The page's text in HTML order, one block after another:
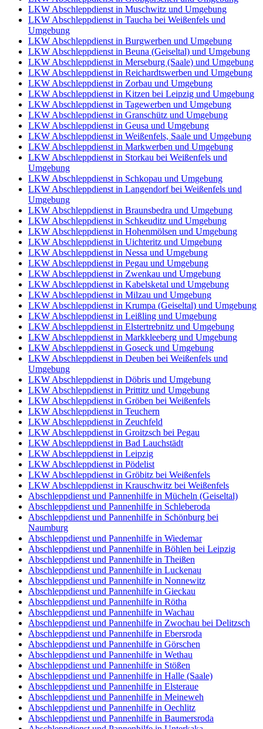
LKW Abschleppdienst in Muschwitz und Umgebung
LKW Abschleppdienst in Taucha bei Weißenfels und
Umgebung
LKW Abschleppdienst in Burgwerben und Umgebung
LKW Abschleppdienst in Beuna (Geiseltal) und Umgebung
LKW Abschleppdienst in Merseburg (Saale) und Umgebung
LKW Abschleppdienst in Reichardtswerben und Umgebung
LKW Abschleppdienst in Zorbau und Umgebung
LKW Abschleppdienst in Kitzen bei Leipzig und Umgebung
LKW Abschleppdienst in Tagewerben und Umgebung
LKW Abschleppdienst in Granschütz und Umgebung
LKW Abschleppdienst in Geusa und Umgebung
LKW Abschleppdienst in Weißenfels, Saale und Umgebung
LKW Abschleppdienst in Markwerben und Umgebung
LKW Abschleppdienst in Storkau bei Weißenfels und
Umgebung
LKW Abschleppdienst in Schkopau und Umgebung
LKW Abschleppdienst in Langendorf bei Weißenfels und
Umgebung
LKW Abschleppdienst in Braunsbedra und Umgebung
LKW Abschleppdienst in Schkeuditz und Umgebung
LKW Abschleppdienst in Hohenmölsen und Umgebung
LKW Abschleppdienst in Uichteritz und Umgebung
LKW Abschleppdienst in Nessa und Umgebung
LKW Abschleppdienst in Pegau und Umgebung
LKW Abschleppdienst in Zwenkau und Umgebung
LKW Abschleppdienst in Kabelsketal und Umgebung
LKW Abschleppdienst in Milzau und Umgebung
LKW Abschleppdienst in Krumpa (Geiseltal) und Umgebung
LKW Abschleppdienst in Leißling und Umgebung
LKW Abschleppdienst in Elstertrebnitz und Umgebung
LKW Abschleppdienst in Markkleeberg und Umgebung
LKW Abschleppdienst in Goseck und Umgebung
LKW Abschleppdienst in Deuben bei Weißenfels und
Umgebung
LKW Abschleppdienst in Döbris und Umgebung
LKW Abschleppdienst in Prittitz und Umgebung
LKW Abschleppdienst in Gröben bei Weißenfels
LKW Abschleppdienst in Teuchern
LKW Abschleppdienst in Zeuchfeld
LKW Abschleppdienst in Groitzsch bei Pegau
LKW Abschleppdienst in Bad Lauchstädt
LKW Abschleppdienst in Leipzig
LKW Abschleppdienst in Pödelist
LKW Abschleppdienst in Gröbitz bei Weißenfels
LKW Abschleppdienst in Krauschwitz bei Weißenfels
Abschleppdienst und Pannenhilfe in Mücheln (Geiseltal)
Abschleppdienst und Pannenhilfe in Schleberoda
Abschleppdienst und Pannenhilfe in Schönburg bei
Naumburg
Abschleppdienst und Pannenhilfe in Wiedemar
Abschleppdienst und Pannenhilfe in Böhlen bei Leipzig
Abschleppdienst und Pannenhilfe in Theißen
Abschleppdienst und Pannenhilfe in Luckenau
Abschleppdienst und Pannenhilfe in Nonnewitz
Abschleppdienst und Pannenhilfe in Gieckau
Abschleppdienst und Pannenhilfe in Rötha
Abschleppdienst und Pannenhilfe in Wachau
Abschleppdienst und Pannenhilfe in Zwochau bei Delitzsch
Abschleppdienst und Pannenhilfe in Ebersroda
Abschleppdienst und Pannenhilfe in Görschen
Abschleppdienst und Pannenhilfe in Wethau
Abschleppdienst und Pannenhilfe in Stößen
Abschleppdienst und Pannenhilfe in Halle (Saale)
Abschleppdienst und Pannenhilfe in Elsteraue
Abschleppdienst und Pannenhilfe in Meineweh
Abschleppdienst und Pannenhilfe in Oechlitz
Abschleppdienst und Pannenhilfe in Baumersroda